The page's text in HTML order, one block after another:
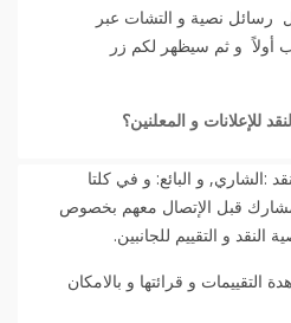
رسائل نصية و التشات عبر
أولاً و ثم سيظهر لكم زر
للإعلانات و المعلنين؟
:الشاري, و البائع: و في كلتا
مشارك قبل الإتصال معهم بخصوص
النقد و التقييم للجانبين.
و قرائتها و بالامكان